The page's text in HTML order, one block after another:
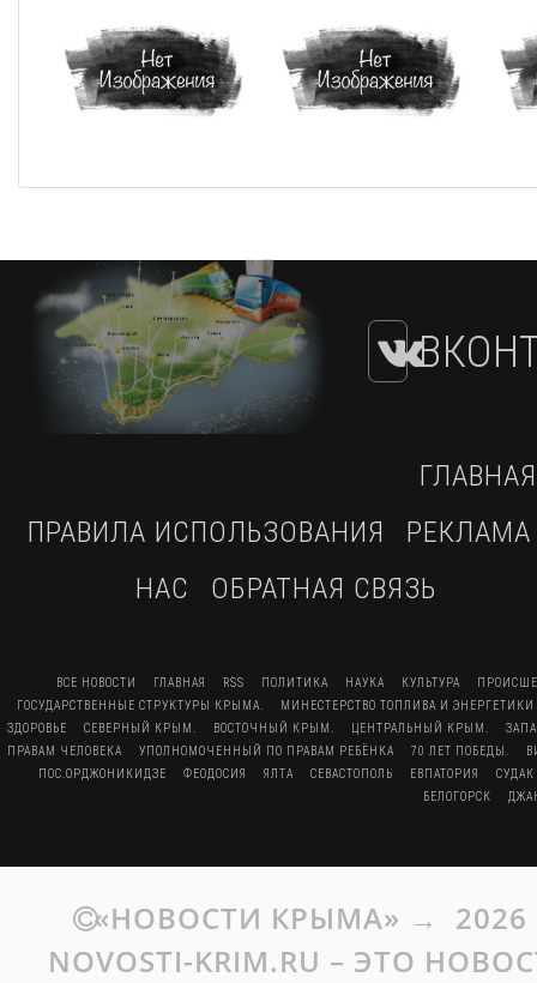
ГЛАВНАЯ
ПРАВИЛА ИСПОЛЬЗОВАНИЯ
РЕКЛАМА
НАС
ОБРАТНАЯ СВЯЗЬ
ВСЕ НОВОСТИ ГЛАВНАЯ RSS ПОЛИТИКА НАУКА КУЛЬТУРА
ГОСУДАРСТВЕННЫЕ СТРУКТУРЫ КРЫМА.
МИНЕСТЕРСТВО ТОПЛИВА И
ЗДОРОВЬЕ
СЕВЕРНЫЙ КРЫМ. ВОСТОЧНЫЙ КРЫМ. ЦЕНТРАЛЬНЫЙ КРЫМ.
ПРАВАМ ЧЕЛОВЕКА
УПОЛНОМОЧЕННЫЙ ПО ПРАВАМ РЕБЁНКА 70 ЛЕТ ПОБЕДЫ.
ПОС.ОРДЖОНИКИДЗЕ
ФЕОДОСИЯ ЯЛТА СЕВАСТОПОЛЬ ЕВПАТОРИЯ
СУДАК
БЕЛОГОРСК
«НОВОСТИ КРЫМА» → 2026
NOVOSTI-KRIM.RU – ЭТО